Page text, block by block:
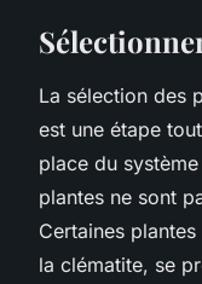
La sélection des
est une étape
place du
plantes ne sont
Certaines
la clématite, se